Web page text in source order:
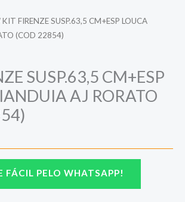
KIT FIRENZE SUSP.63,5 CM+ESP LOUCA
(COD 22854)
SUSP.63,5 CM+ESP
AJ RORATO
FÁCIL PELO WHATSAPP!